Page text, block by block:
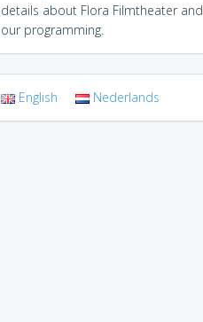
details about Flora Filmtheater and
our programming.
English Nederlands